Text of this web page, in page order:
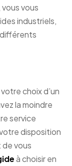
vous
industriels,
choix d’un
la moindre
service
disposition
vous
à choisir en